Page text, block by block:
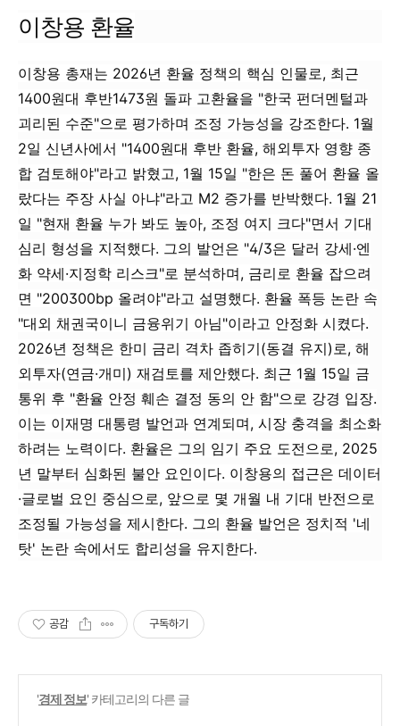
이창용 환율
이창용 총재는 2026년 환율 정책의 핵심 인물로, 최근
1400원대 후반1473원 돌파 고환율을 "한국 펀더멘털과
괴리된 수준"으로 평가하며 조정 가능성을 강조한다. 1월
2일 신년사에서 "1400원대 후반 환율, 해외투자 영향 종
합 검토해야"라고 밝혔고, 1월 15일 "한은 돈 풀어 환율 올
랐다는 주장 사실 아냐"라고 M2 증가를 반박했다. 1월 21
일 "현재 환율 누가 봐도 높아, 조정 여지 크다"면서 기대
심리 형성을 지적했다. 그의 발언은 "4/3은 달러 강세·엔
화 약세·지정학 리스크"로 분석하며, 금리로 환율 잡으려
면 "200300bp 올려야"라고 설명했다. 환율 폭등 논란 속
"대외 채권국이니 금융위기 아님"이라고 안정화 시켰다.
2026년 정책은 한미 금리 격차 좁히기(동결 유지)로, 해
외투자(연금·개미) 재검토를 제안했다. 최근 1월 15일 금
통위 후 "환율 안정 훼손 결정 동의 안 함"으로 강경 입장.
이는 이재명 대통령 발언과 연계되며, 시장 충격을 최소화
하려는 노력이다. 환율은 그의 임기 주요 도전으로, 2025
년 말부터 심화된 불안 요인이다. 이창용의 접근은 데이터
·글로벌 요인 중심으로, 앞으로 몇 개월 내 기대 반전으로
조정될 가능성을 제시한다. 그의 환율 발언은 정치적 '네
탓' 논란 속에서도 합리성을 유지한다.
공감 구독하기
'경제 정보' 카테고리의 다른 글